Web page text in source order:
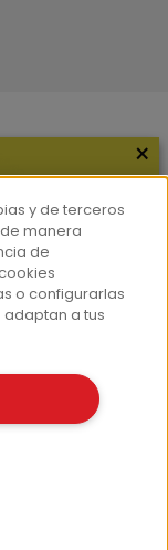
×
y de terceros
manera
de
o configurarlas
a tus